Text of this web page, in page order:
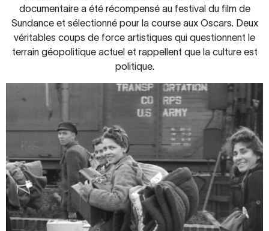
documentaire a été récompensé au festival du film de
Sundance et sélectionné pour la course aux Oscars. Deux
véritables coups de force artistiques qui questionnent le
terrain géopolitique actuel et rappellent que la culture est
politique.